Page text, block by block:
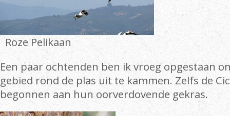
Roze Pelikaan
Een paar ochtenden ben ik vroeg opgestaan
gebied rond de plas uit te kammen. Zelfs de
begonnen aan hun oorverdovende gekras.